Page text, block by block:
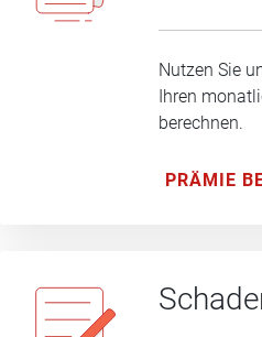
Nutzen Sie
Ihren
berechnen.
PRÄMIE